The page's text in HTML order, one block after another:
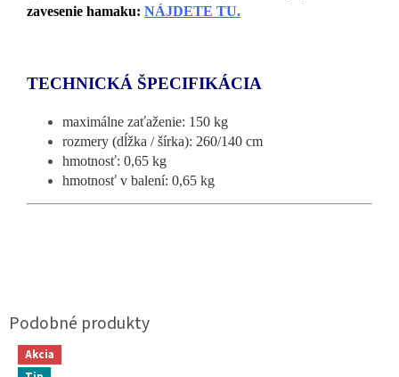
zavesenie hamaku: NÁJDETE TU.
TECHNICKÁ ŠPECIFIKÁCIA
maximálne zaťaženie: 150 kg
rozmery (dĺžka / šírka): 260/140 cm
hmotnosť: 0,65 kg
hmotnosť v balení: 0,65 kg
Akcia